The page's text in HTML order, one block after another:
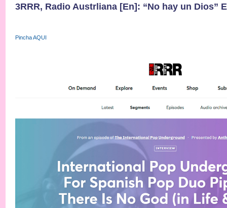
3RRR, Radio Austrliana [En]: “No hay un Dios”
Pincha AQUI